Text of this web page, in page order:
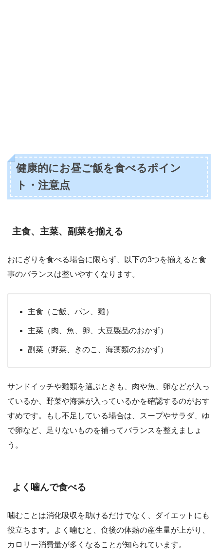
健康的にお昼ご飯を食べるポイン
ト・注意点
主食、主菜、副菜を揃える
おにぎりを食べる場合に限らず、以下の3つを揃えると食
事のバランスは整いやすくなります。
主食（ご飯、パン、麺）
主菜（肉、魚、卵、大豆製品のおかず）
副菜（野菜、きのこ、海藻類のおかず）
サンドイッチや麺類を選ぶときも、肉や魚、卵などが入っ
ているか、野菜や海藻が入っているかを確認するのがおす
すめです。もし不足している場合は、スープやサラダ、ゆ
で卵など、足りないものを補ってバランスを整えましょ
う。
よく噛んで食べる
噛むことは消化吸収を助けるだけでなく、ダイエットにも
役立ちます。よく噛むと、食後の体熱の産生量が上がり、
カロリー消費量が多くなることが知られています。